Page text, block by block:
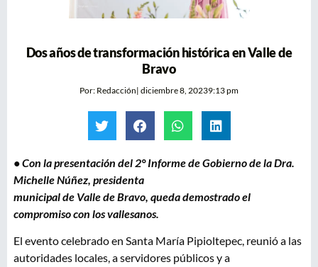
Dos años de transformación histórica en Valle de
Bravo
Por: Redacción| diciembre 8, 20239:13 pm
• Con la presentación del 2° Informe de Gobierno de la Dra.
Michelle Núñez, presidenta
municipal de Valle de Bravo, queda demostrado el
compromiso con los vallesanos.
El evento celebrado en Santa María Pipioltepec, reunió a las
autoridades locales, a servidores públicos y a